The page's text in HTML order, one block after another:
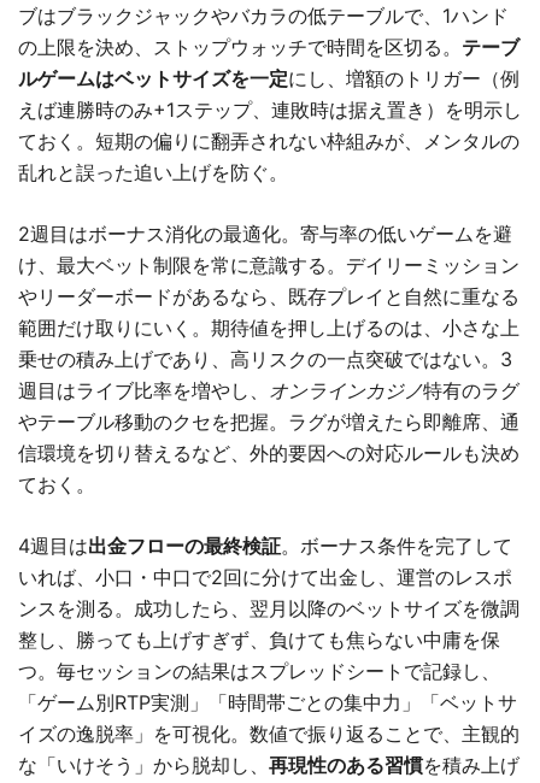
ブはブラックジャックやバカラの低テーブルで、1ハンド
の上限を決め、ストップウォッチで時間を区切る。 テーブ
ルゲームはベットサイズを一定にし、増額のトリガー（例
えば連勝時のみ+1ステップ、連敗時は据え置き）を明示し
ておく。短期の偏りに翻弄されない枠組みが、メンタルの
乱れと誤った追い上げを防ぐ。
2週目はボーナス消化の最適化。寄与率の低いゲームを避
け、最大ベット制限を常に意識する。デイリーミッション
やリーダーボードがあるなら、既存プレイと自然に重なる
範囲だけ取りにいく。期待値を押し上げるのは、小さな上
乗せの積み上げであり、高リスクの一点突破ではない。3
週目はライブ比率を増やし、 オンラインカジノ特有のラグ
やテーブル移動のクセを把握。ラグが増えたら即離席、通
信環境を切り替えるなど、外的要因への対応ルールも決め
ておく。
4週目は出金フローの最終検証。ボーナス条件を完了して
いれば、小口・中口で2回に分けて出金し、運営のレスポ
ンスを測る。成功したら、翌月以降のベットサイズを微調
整し、勝っても上げすぎず、負けても焦らない中庸を保
つ。毎セッションの結果はスプレッドシートで記録し、
「ゲーム別RTP実測」「時間帯ごとの集中力」「ベットサ
イズの逸脱率」を可視化。数値で振り返ることで、主観的
な「いけそう」から脱却し、 再現性のある習慣を積み上げ